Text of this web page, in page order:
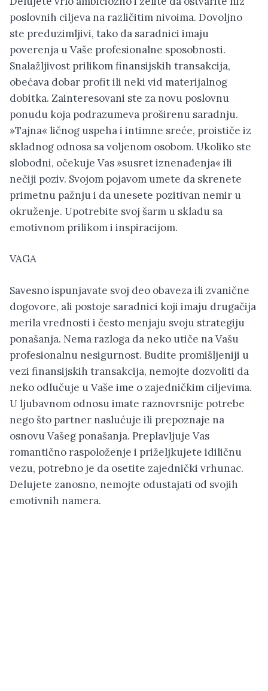
poslovnih ciljeva na različitim nivoima. Dovoljno
ste preduzimljivi, tako da saradnici imaju
poverenja u Vaše profesionalne sposobnosti.
Snalažljivost prilikom finansijskih transakcija,
obećava dobar profit ili neki vid materijalnog
dobitka. Zainteresovani ste za novu poslovnu
ponudu koja podrazumeva proširenu saradnju.
»Tajna« ličnog uspeha i intimne sreće, proističe iz
skladnog odnosa sa voljenom osobom. Ukoliko ste
slobodni, očekuje Vas »susret iznenađenja« ili
nečiji poziv. Svojom pojavom umete da skrenete
primetnu pažnju i da unesete pozitivan nemir u
okruženje. Upotrebite svoj šarm u skladu sa
emotivnom prilikom i inspiracijom.
VAGA
Savesno ispunjavate svoj deo obaveza ili zvanične
dogovore, ali postoje saradnici koji imaju drugačija
merila vrednosti i često menjaju svoju strategiju
ponašanja. Nema razloga da neko utiče na Vašu
profesionalnu nesigurnost. Budite promišljeniji u
vezi finansijskih transakcija, nemojte dozvoliti da
neko odlučuje u Vaše ime o zajedničkim ciljevima.
U ljubavnom odnosu imate raznovrsnije potrebe
nego što partner naslućuje ili prepoznaje na
osnovu Vašeg ponašanja. Preplavljuje Vas
romantično raspoloženje i priželjkujete idiličnu
vezu, potrebno je da osetite zajednički vrhunac.
Delujete zanosno, nemojte odustajati od svojih
emotivnih namera.